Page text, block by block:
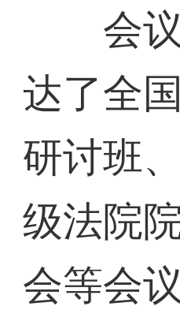
会议
达了全
研讨班
级法院
会等会